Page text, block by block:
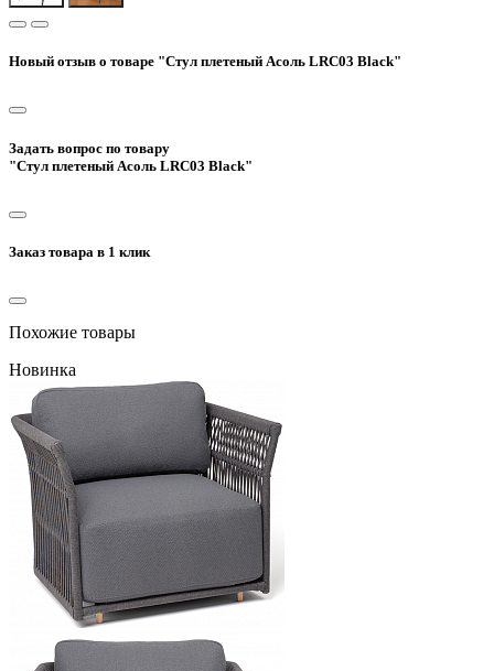
Новый отзыв о товаре "Стул плетеный Асоль LRC03 Black"
Задать вопрос по товару
"Стул плетеный Асоль LRC03 Black"
Заказ товара в 1 клик
Похожие товары
Новинка